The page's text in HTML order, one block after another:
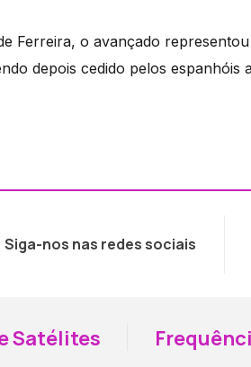
Ferreira, o avançado
depois cedido pelos espanhóis
Siga-nos nas redes sociais
Satélites